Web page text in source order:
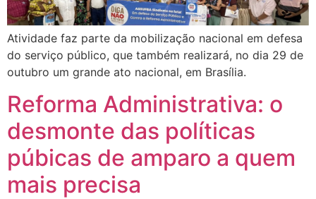
Atividade faz parte da mobilização nacional em defesa
do serviço público, que também realizará, no dia 29 de
outubro um grande ato nacional, em Brasília.
Reforma Administrativa: o
desmonte das políticas
púbicas de amparo a quem
mais precisa